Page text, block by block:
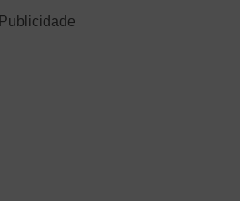
Publicidade